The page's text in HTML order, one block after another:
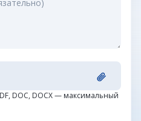
DOC, DOCX — максимальный